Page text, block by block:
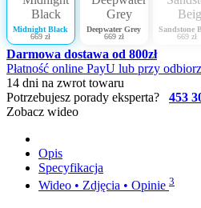
Midnight Black
669 zł
Deepwater Grey
669 zł
Sandstone
669 zł
Darmowa dostawa od 800zł
Płatność online PayU lub przy
14 dni na zwrot towaru
Potrzebujesz porady eksperta? 453
Zobacz wideo
Opis
Specyfikacja
Wideo • Zdjęcia • Opinie 3